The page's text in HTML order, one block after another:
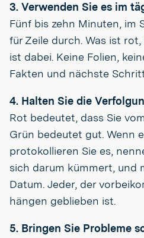
3. Verwenden Sie es im
Fünf bis zehn Minuten, im
für Zeile durch. Was ist
ist dabei. Keine Folien,
Fakten und nächste
4. Halten Sie die
Rot bedeutet, dass Sie
Grün bedeutet gut. Wenn
protokollieren Sie es,
sich darum kümmert, und
Datum. Jeder, der
hängen geblieben ist.
5. Bringen Sie Probleme